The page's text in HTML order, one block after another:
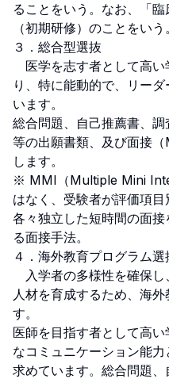
ることをいう。なお、「
（初期研修）のことをいう。
３．総合型選抜
医学を志す者として高い
り、特に能動的で、リー
います。
総合問題、自己推薦書、
等の出願書類、及び面接
します。
※ MMI（Multiple Mini
はなく、受験者が評価項目
各々独立した短時間の面
る面接手法。
４．海外教育プログラム選
入学者の多様性を確保し
人材を育成するため、海
す。
医師を目指す者として高
なコミュニケーション能
求めています。総合問題